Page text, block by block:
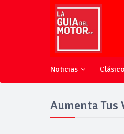
Noticias
Aumenta Tus